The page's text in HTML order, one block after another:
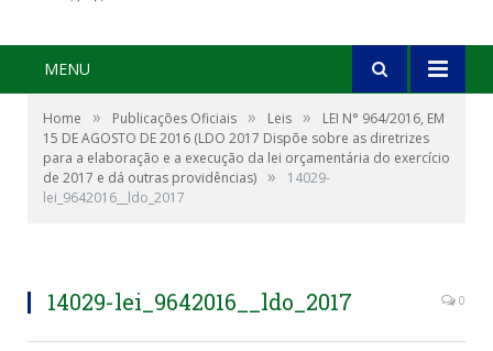
MENU
Home » Publicações Oficiais » Leis »
LEI N° 964/2016, EM
15 DE AGOSTO DE 2016 (LDO 2017 Dispõe sobre as diretrizes
para a elaboração e a execução da lei orçamentária do exercício
de 2017 e dá outras providências) »
14029-
lei_9642016__ldo_2017
14029-lei_9642016__ldo_2017 0